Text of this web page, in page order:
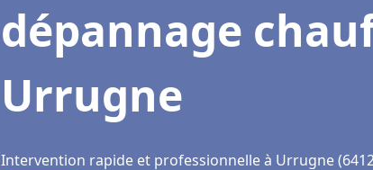
dépannage
Urrugne
Intervention rapide et professionnelle à Urrugne